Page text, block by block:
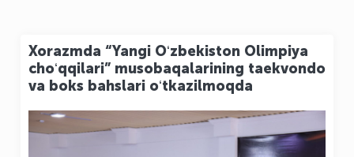
Xorazmda “Yangi Oʻzbekiston Olimpiya
choʻqqilari” musobaqalarining taekvondo
va boks bahslari oʻtkazilmoqda